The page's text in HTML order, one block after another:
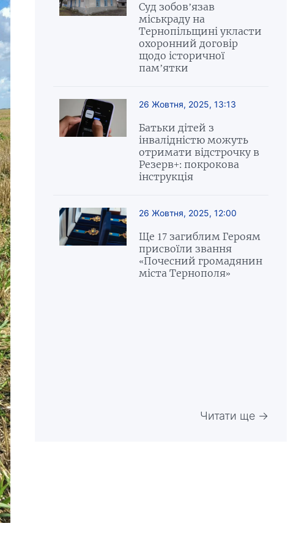
Суд зобов’язав
міськраду на
Тернопільщині укласти
охоронний договір
щодо історичної
пам’ятки
26 Жовтня, 2025, 13:13
Батьки дітей з
інвалідністю можуть
отримати відстрочку в
Резерв+: покрокова
інструкція
26 Жовтня, 2025, 12:00
Ще 17 загиблим Героям
присвоїли звання
«Почесний громадянин
міста Тернополя»
Читати ще →